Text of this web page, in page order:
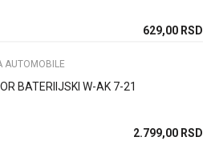
koliko je 4 + 1 :
629,00 RSD
AUTOMOBILE
BATERIIJSKI W-AK 7-21
2.799,00 RSD